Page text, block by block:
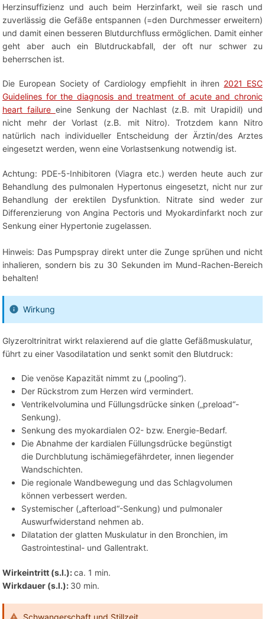
Herzinsuffizienz und auch beim Herzinfarkt, weil sie rasch und
zuverlässig die Gefäße entspannen (=den Durchmesser erweitern)
und damit einen besseren Blutdurchfluss ermöglichen. Damit einher
geht aber auch ein Blutdruckabfall, der oft nur schwer zu
beherrschen ist.
Die European Society of Cardiology empfiehlt in ihren 2021 ESC
Guidelines for the diagnosis and treatment of acute and chronic
heart failure eine Senkung der Nachlast (z.B. mit Urapidil) und
nicht mehr der Vorlast (z.B. mit Nitro). Trotzdem kann Nitro
natürlich nach individueller Entscheidung der Ärztin/des Arztes
eingesetzt werden, wenn eine Vorlastsenkung notwendig ist.
Achtung: PDE-5-Inhibitoren (Viagra etc.) werden heute auch zur
Behandlung des pulmonalen Hypertonus eingesetzt, nicht nur zur
Behandlung der erektilen Dysfunktion. Nitrate sind weder zur
Differenzierung von Angina Pectoris und Myokardinfarkt noch zur
Senkung einer Hypertonie zugelassen.
Hinweis: Das Pumpspray direkt unter die Zunge sprühen und nicht
inhalieren, sondern bis zu 30 Sekunden im Mund-Rachen-Bereich
behalten!
Wirkung
Glyzeroltrinitrat wirkt relaxierend auf die glatte Gefäßmuskulatur,
führt zu einer Vasodilatation und senkt somit den Blutdruck:
Die venöse Kapazität nimmt zu („pooling“).
Der Rückstrom zum Herzen wird vermindert.
Ventrikelvolumina und Füllungsdrücke sinken („preload“-
Senkung).
Senkung des myokardialen O2- bzw. Energie-Bedarf.
Die Abnahme der kardialen Füllungsdrücke begünstigt
die Durchblutung ischämiegefährdeter, innen liegender
Wandschichten.
Die regionale Wandbewegung und das Schlagvolumen
können verbessert werden.
Systemischer („afterload“-Senkung) und pulmonaler
Auswurfwiderstand nehmen ab.
Dilatation der glatten Muskulatur in den Bronchien, im
Gastrointestinal- und Gallentrakt.
Wirkeintritt (s.l.):ca. 1 min.
Wirkdauer (s.l.): 30 min.
Schwangerschaft und Stillzeit